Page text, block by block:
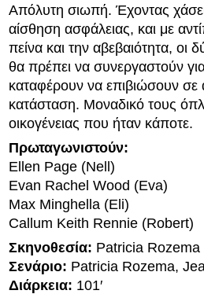
Απόλυτη σιωπή. Έχοντας
αίσθηση ασφάλειας, και με
πείνα και την αβεβαιότητα, οι
θα πρέπει να συνεργαστούν
καταφέρουν να επιβιώσουν σε
κατάσταση. Μοναδικό τους
οικογένειας που ήταν κάποτε.
Πρωταγωνιστούν:
Ellen Page (Nell)
Evan Rachel Wood (Eva)
Max Minghella (Eli)
Callum Keith Rennie (Robert)
Σκηνοθεσία: Patricia Rozema
Σενάριο: Patricia Rozema,
Διάρκεια: 101′